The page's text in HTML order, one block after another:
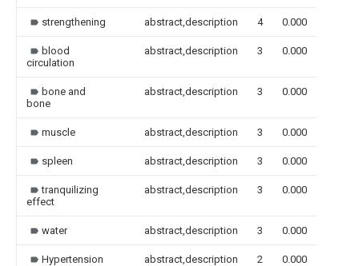
strengthening abstract,description 4 0.000
blood
circulation
abstract,description 3 0.000
bone and
bone
abstract,description 3 0.000
muscle abstract,description 3 0.000
spleen abstract,description 3 0.000
tranquilizing
effect
abstract,description 3 0.000
water abstract,description 3 0.000
Hypertension abstract,description 2 0.000